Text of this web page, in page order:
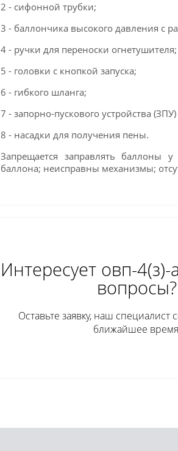
2 - сифонной трубки;
3 - баллончика высокого давления с
4 - ручки для переноски огнетушителя;
5 - головки с кнопкой запуска;
6 - гибкого шланга;
7 - запорно-пускового устройства
8 - насадки для получения пены.
Запрещается заправлять баллоны
баллона; неисправны механизмы;
Интересует овп-4(з)-
вопросы?
Оставьте заявку, наш специалист
ближайшее